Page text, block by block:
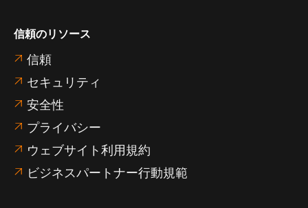
信頼のリソース
 信頼
 セキュリティ
 安全性
 プライバシー
 ウェブサイト利用規約
 ビジネスパートナー行動規範